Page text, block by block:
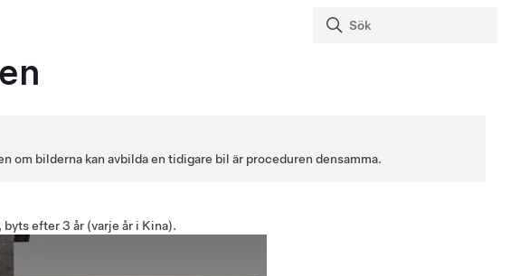
om bilderna kan avbilda en tidigare bil är proceduren densamma.
efter 3 år (varje år i Kina).